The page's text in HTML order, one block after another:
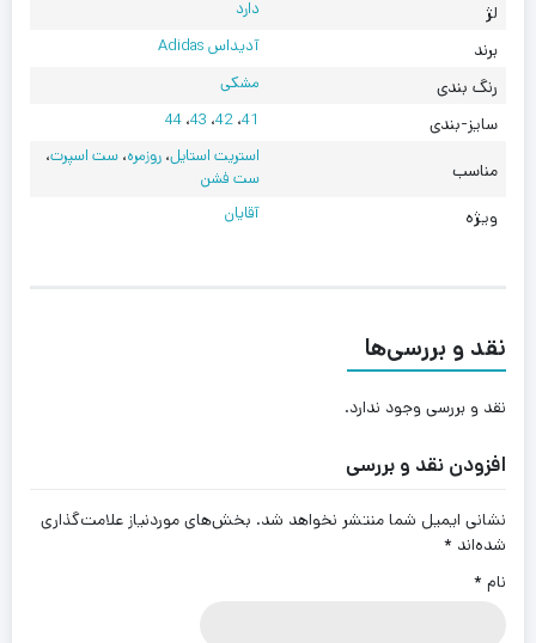
لژ دارد
برند آدیداس Adidas
رنگ بندی مشکی
سایز-بندی 41،42، 43،44
مناسب
استریت استایل،روزمره،ست اسپرت،
ست فشن
ویژه آقایان
نقد و بررسی‌ها
نقد و بررسی وجود ندارد.
افزودن نقد و بررسی
نشانی ایمیل شما منتشر نخواهد شد. بخش‌های موردنیاز علامت‌گذاری
شده‌اند *
نام *